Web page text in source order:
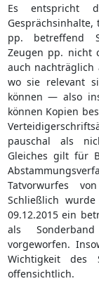
Es entspricht
Gesprächsinhalte,
pp. betreffend
Zeugen pp. nicht
auch
wo sie relevant
können — also
können Kopien
pauschal als
Gleiches gilt für
Tatvorwurfes
Schließlich
09.12.2015 ein
als Sonderband
vorgeworfen.
Wichtigkeit des
offensichtlich.